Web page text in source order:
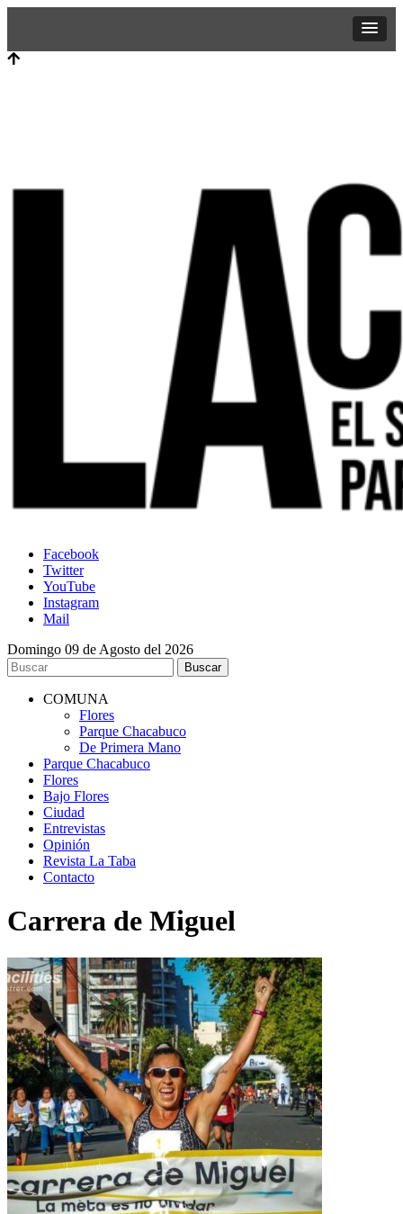
Facebook
Twitter
YouTube
Instagram
Mail
Domingo 09 de Agosto del 2026
COMUNA
Flores
Parque Chacabuco
De Primera Mano
Parque Chacabuco
Flores
Bajo Flores
Ciudad
Entrevistas
Opinión
Revista La Taba
Contacto
Carrera de Miguel